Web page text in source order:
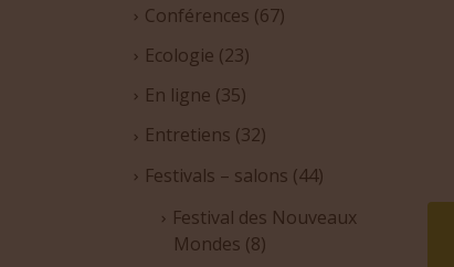
Conférences (67)
Ecologie (23)
En ligne (35)
Entretiens (32)
Festivals – salons (44)
Festival des Nouveaux
Mondes (8)